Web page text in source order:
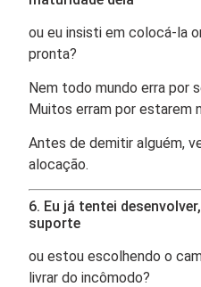
ou eu insisti em colocá-la
pronta?
Nem todo mundo erra por
Muitos erram por estarem
Antes de demitir alguém,
alocação.
6. Eu já tentei
suporte
ou estou escolhendo o
livrar do incômodo?